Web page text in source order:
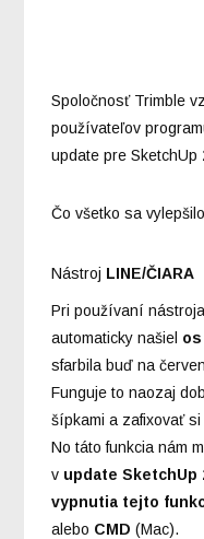
Spoločnosť Trimble
používateľov
update pre SketchUp
Čo všetko sa
Nástroj LINE/ČIARA
Pri používaní nástroja
automaticky našiel os
sfarbila buď na
Funguje to naozaj
šípkami a zafixovať
No táto funkcia nám
v update SketchUp
vypnutia tejto
alebo CMD(Mac).